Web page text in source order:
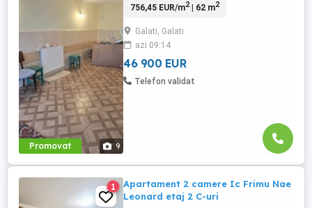
Promovat 9
Constructia are o suprafata totala
demisol in suprafata de 22 mp -parter in
suprafata de 23 mp -etaj in suprafata de
17 mp si un balcon ...
756,45 EUR/m2| 62 m2
Galati, Galati
azi 09:14
46 900 EUR
Telefon validat
1
Apartament 2 camere Ic Frimu Nae
Leonard etaj 2 C-uri